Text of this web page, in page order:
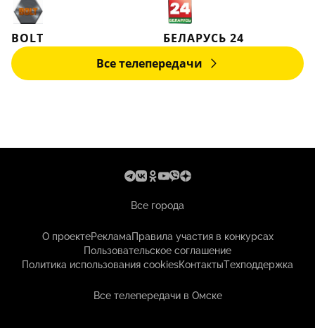
BOLT
БЕЛАРУСЬ 24
Все телепередачи
Все города
О проектеРекламаПравила участия в конкурсах
Пользовательское соглашение
Политика использования cookiesКонтактыТехподдержка
Все телепередачи в Омске